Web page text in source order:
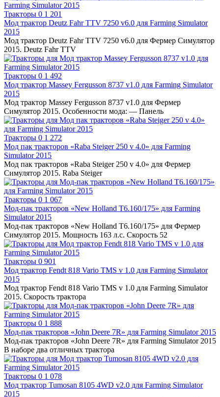
Тракторы 0 1 201
Мод трактор Deutz Fahr TTV 7250 v6.0 для Farming Simulator
2015
Мод трактор Deutz Fahr TTV 7250 v6.0 для Фермер Симулятор
2015. Deutz Fahr TTV
Тракторы 0 1 492
Мод трактор Massey Fergusson 8737 v1.0 для Farming Simulator
2015
Мод трактор Massey Fergusson 8737 v1.0 для Фермер
Симулятор 2015. Особенности мода: — Панель
Тракторы 0 1 272
Мод пак тракторов «Raba Steiger 250 v 4.0» для Farming
Simulator 2015
Мод пак тракторов «Raba Steiger 250 v 4.0» для Фермер
Симулятор 2015. Raba Steiger
Тракторы 0 1 067
Мод-пак тракторов «New Holland T6.160/175» для Farming
Simulator 2015
Мод-пак тракторов «New Holland T6.160/175» для Фермер
Симулятор 2015. Мощность 163 л.с. Скорость 52
Тракторы 0 901
Мод трактор Fendt 818 Vario TMS v 1.0 для Farming Simulator
2015
Мод трактор Fendt 818 Vario TMS v 1.0 для Farming Simulator
2015. Скорость трактора
Тракторы 0 1 888
Мод-пак тракторов «John Deere 7R» для Farming Simulator 2015
Мод-пак тракторов «John Deere 7R» для Farming Simulator 2015
В наборе два отличных трактора
Тракторы 0 1 078
Мод трактор Tumosan 8105 4WD v2.0 для Farming Simulator
2015